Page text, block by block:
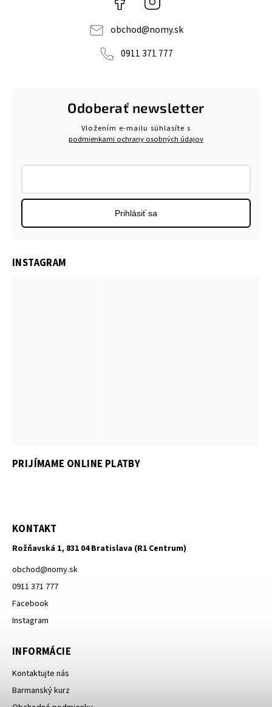
obchod@nomy.sk
0911 371 777
PRIJÍMAME ONLINE PLATBY
KONTAKT
Rožňavská 1, 831 04 Bratislava (R1 Centrum)
obchod@nomy.sk
0911 371 777
Facebook
Instagram
INFORMÁCIE
Kontaktujte nás
Barmanský kurz
Odoberať newsletter
Vložením e-mailu súhlasíte s
podmienkami ochrany osobných údajov
Prihlásiť sa
INSTAGRAM